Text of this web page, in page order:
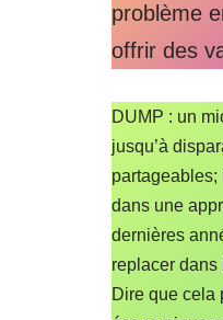
problème
offrir des
DUMP : un
jusqu’à
dans une
dernières
replacer dans
Dire que cela